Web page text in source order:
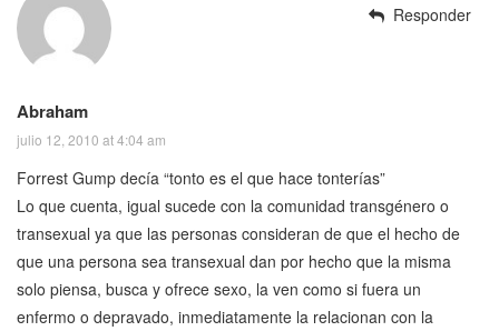
Abraham
julio 12, 2010 at 4:04 am
Forrest Gump decía “tonto es el que hace tonterías”
Lo que cuenta, igual sucede con la comunidad transgénero o
transexual ya que las personas consideran de que el hecho de
que una persona sea transexual dan por hecho que la misma
solo piensa, busca y ofrece sexo, la ven como si fuera un
enfermo o depravado, inmediatamente la relacionan con la
Responder